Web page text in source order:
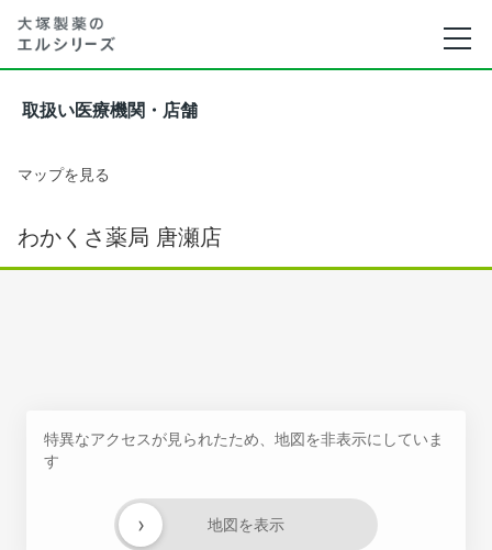
取扱い医療機関・店舗
マップを見る
わかくさ薬局 唐瀬店
特異なアクセスが見られたため、地図を非表示にしていま
す
地図を表示
›